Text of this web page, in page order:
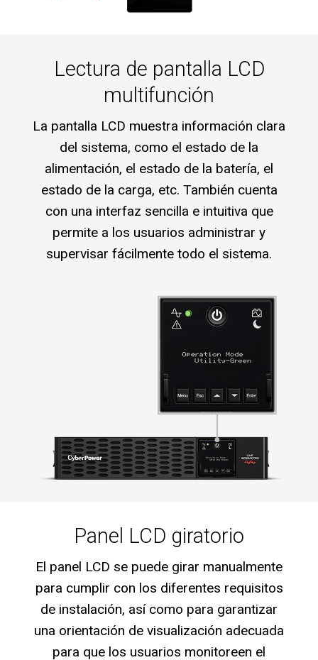
Lectura de pantalla LCD
multifunción
La pantalla LCD muestra información clara
del sistema, como el estado de la
alimentación, el estado de la batería, el
estado de la carga, etc. También cuenta
con una interfaz sencilla e intuitiva que
permite a los usuarios administrar y
supervisar fácilmente todo el sistema.
Panel LCD giratorio
El panel LCD se puede girar manualmente
para cumplir con los diferentes requisitos
de instalación, así como para garantizar
una orientación de visualización adecuada
para que los usuarios monitoreen el